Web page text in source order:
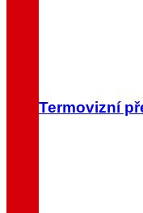
Termovizní